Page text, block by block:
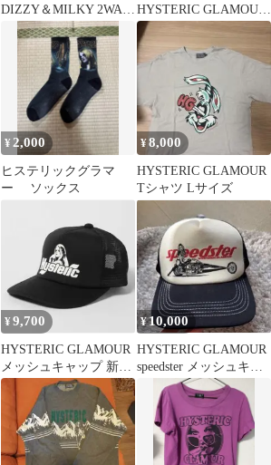
DIZZY＆MILKY 2WAY
トートバッグ イエロー
HYSTERIC GLAMOUR
RADIO ヒスガールスウ
ェット
¥ 2,000
ヒステリックグラマ
ー ソックス
¥8,000
HYSTERIC GLAMOUR
Tシャツ Lサイズ
¥9,700
HYSTERIC GLAMOUR
メッシュキャップ 新品
未使用
¥10,000
HYSTERIC GLAMOUR
speedster メッシュキャ